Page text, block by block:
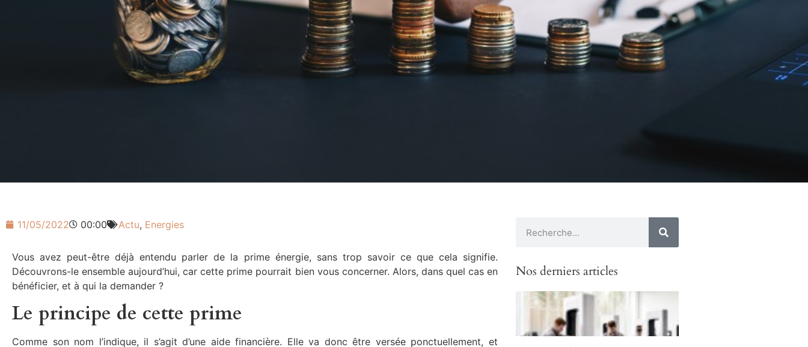
11/05/2022 00:00 Actu, Energies
Vous avez peut-être déjà entendu parler de la prime énergie, sans trop savoir ce que cela signifie.
Découvrons-le ensemble aujourd’hui, car cette prime pourrait bien vous concerner. Alors, dans quel cas en
bénéficier, et à qui la demander ?
Le principe de cette prime
Comme son nom l’indique, il s’agit d’une aide financière. Elle va donc être versée ponctuellement, et
Nos derniers articles